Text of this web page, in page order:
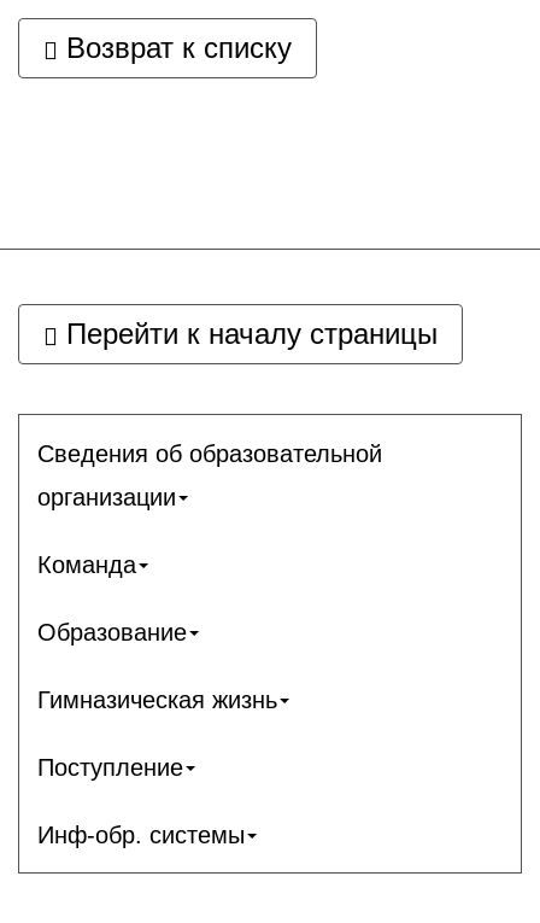
Возврат к списку
Перейти к началу страницы
Сведения об образовательной
организации
Команда
Образование
Гимназическая жизнь
Поступление
Инф-обр. системы